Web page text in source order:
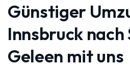
Günstiger
Innsbruck
Geleen mit uns